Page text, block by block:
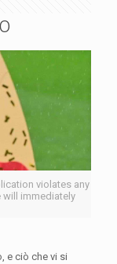
violates any
immediately
e ciò che vi si